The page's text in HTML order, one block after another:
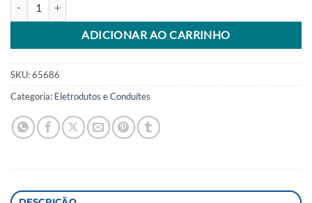
ADICIONAR AO CARRINHO
SKU:65686
Categoria: Eletrodutos e Conduítes